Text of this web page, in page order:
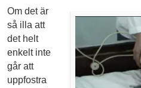
Om det är
så illa att
det helt
enkelt inte
går att
uppfostra